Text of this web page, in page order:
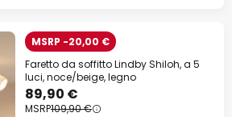
MSRP -20,00 €
Faretto da soffitto Lindby Shiloh, a 5
luci, noce/beige, legno
89,90 €
MSRP109,90 €